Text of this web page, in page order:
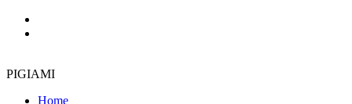
PIGIAMI
Home